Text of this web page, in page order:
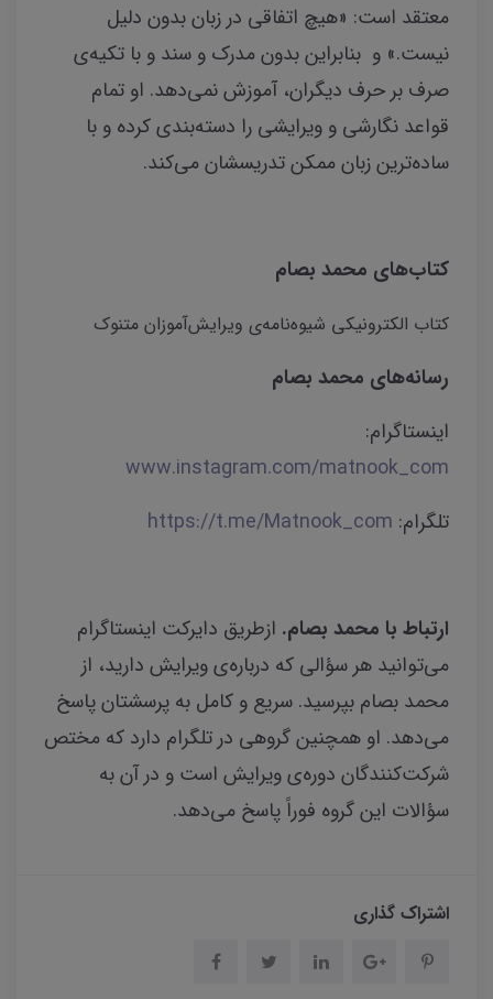
معتقد است: «هیچ اتفاقی در زبان بدون دلیل
نیست.» و بنابراین بدون مدرک و سند و با تکیه‌ی
صرف بر حرف دیگران، آموزش نمی‌دهد. او تمام
قواعد نگارشی و ویرایشی را دسته‌بندی کرده و با
ساده‌ترین زبان ممکن تدریسشان می‌کند.
کتاب‌های محمد بصام
کتاب الکترونیکی شیوه‌نامه‌ی ویرایش‌آموزان متنوک
رسانه‌های محمد بصام
اینستاگرام:
www.instagram.com/matnook_com
تلگرام: https://t.me/Matnook_com
ارتباط با محمد بصام. ازطریق دایرکت اینستاگرام
می‌توانید هر سؤالی که درباره‌ی ویرایش دارید، از
محمد بصام بپرسید. سریع و کامل به پرسشتان پاسخ
می‌دهد. او همچنین گروهی در تلگرام دارد که مختص
شرکت‌کنندگان دوره‌ی ویرایش است و در آن به
سؤالات این گروه فوراً پاسخ می‌دهد.
اشتراک گذاری